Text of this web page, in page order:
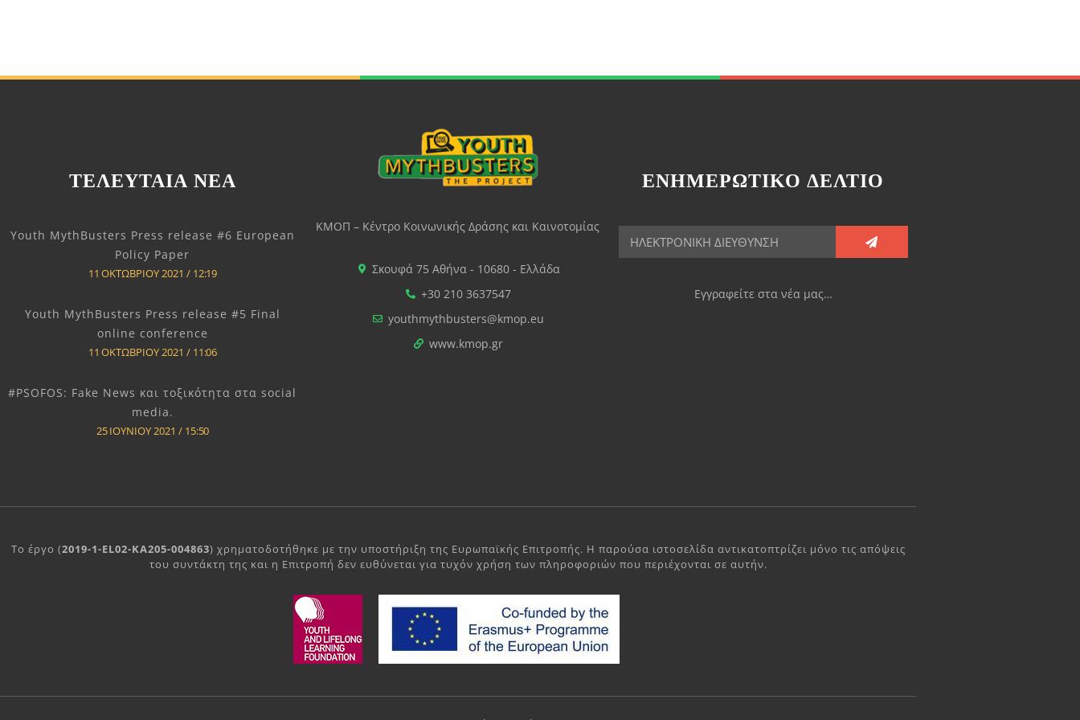
ΤΕΛΕΥΤΑΊΑ ΝΈΑ
Youth MythBusters Press release #6 European
Policy Paper
11 ΟΚΤΩΒΡΊΟΥ 2021 12:19
Youth MythBusters Press release #5 Final
online conference
11 ΟΚΤΩΒΡΊΟΥ 2021 11:06
#PSOFOS: Fake News και τοξικότητα στα social
media.
25 ΙΟΥΝΊΟΥ 2021 15:50
ΚΜΟΠ – Κέντρο Κοινωνικής Δράσης και Καινοτομίας
Σκουφά 75 Αθήνα - 10680 - Ελλάδα
+30 210 3637547
youthmythbusters@kmop.eu
www.kmop.gr
ΕΝΗΜΕΡΩΤΙΚΟ ΔΕΛΤΙΟ
Εγγραφείτε στα νέα μας…
Το έργο (2019-1-EL02-KA205-004863) χρηματοδοτήθηκε με την υποστήριξη της Ευρωπαϊκής Επιτροπής. Η παρούσα ιστοσελίδα αντικατοπτρίζει μόνο τις απόψεις
του συντάκτη της και η Επιτροπή δεν ευθύνεται για τυχόν χρήση των πληροφοριών που περιέχονται σε αυτήν.